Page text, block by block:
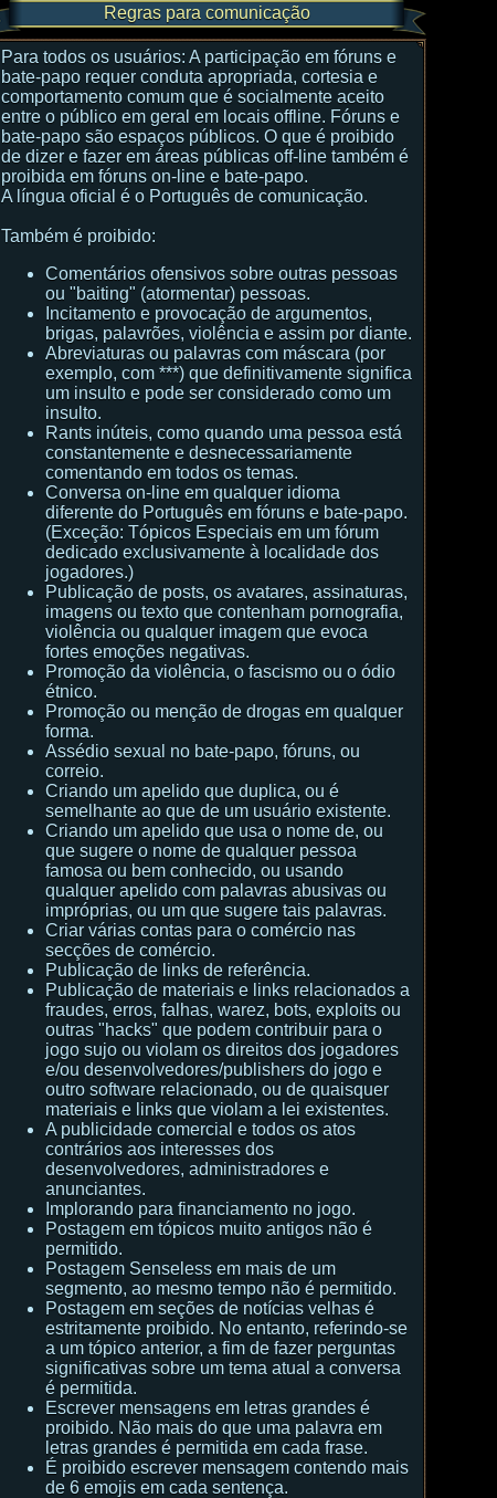
Regras para comunicação
Para todos os usuários: A participação em fóruns e
bate-papo requer conduta apropriada, cortesia e
comportamento comum que é socialmente aceito
entre o público em geral em locais offline. Fóruns e
bate-papo são espaços públicos. O que é proibido
de dizer e fazer em áreas públicas off-line também é
proibida em fóruns on-line e bate-papo.
A língua oficial é o Português de comunicação.
Também é proibido:
Comentários ofensivos sobre outras pessoas
ou "baiting" (atormentar) pessoas.
Incitamento e provocação de argumentos,
brigas, palavrões, violência e assim por diante.
Abreviaturas ou palavras com máscara (por
exemplo, com ***) que definitivamente significa
um insulto e pode ser considerado como um
insulto.
Rants inúteis, como quando uma pessoa está
constantemente e desnecessariamente
comentando em todos os temas.
Conversa on-line em qualquer idioma
diferente do Português em fóruns e bate-papo.
(Exceção: Tópicos Especiais em um fórum
dedicado exclusivamente à localidade dos
jogadores.)
Publicação de posts, os avatares, assinaturas,
imagens ou texto que contenham pornografia,
violência ou qualquer imagem que evoca
fortes emoções negativas.
Promoção da violência, o fascismo ou o ódio
étnico.
Promoção ou menção de drogas em qualquer
forma.
Assédio sexual no bate-papo, fóruns, ou
correio.
Criando um apelido que duplica, ou é
semelhante ao que de um usuário existente.
Criando um apelido que usa o nome de, ou
que sugere o nome de qualquer pessoa
famosa ou bem conhecido, ou usando
qualquer apelido com palavras abusivas ou
impróprias, ou um que sugere tais palavras.
Criar várias contas para o comércio nas
secções de comércio.
Publicação de links de referência.
Publicação de materiais e links relacionados a
fraudes, erros, falhas, warez, bots, exploits ou
outras "hacks" que podem contribuir para o
jogo sujo ou violam os direitos dos jogadores
e/ou desenvolvedores/publishers do jogo e
outro software relacionado, ou de quaisquer
materiais e links que violam a lei existentes.
A publicidade comercial e todos os atos
contrários aos interesses dos
desenvolvedores, administradores e
anunciantes.
Implorando para financiamento no jogo.
Postagem em tópicos muito antigos não é
permitido.
Postagem Senseless em mais de um
segmento, ao mesmo tempo não é permitido.
Postagem em seções de notícias velhas é
estritamente proibido. No entanto, referindo-se
a um tópico anterior, a fim de fazer perguntas
significativas sobre um tema atual a conversa
é permitida.
Escrever mensagens em letras grandes é
proibido. Não mais do que uma palavra em
letras grandes é permitida em cada frase.
É proibido escrever mensagem contendo mais
de 6 emojis em cada sentença.